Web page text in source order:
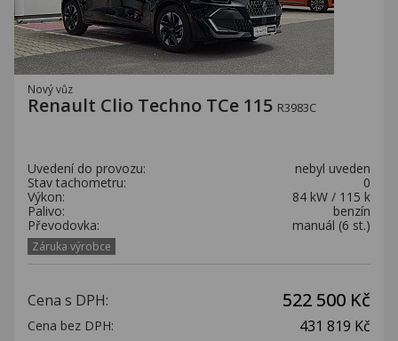
Nový vůz
Renault Clio Techno TCe 115 R3983C
Uvedení do provozu:
nebyl uveden
Stav tachometru:
0
Výkon:
84 kW / 115 k
Palivo:
benzín
Převodovka:
manuál (6 st.)
Záruka výrobce
Cena s DPH: 522 500 Kč
Cena bez DPH: 431 819 Kč